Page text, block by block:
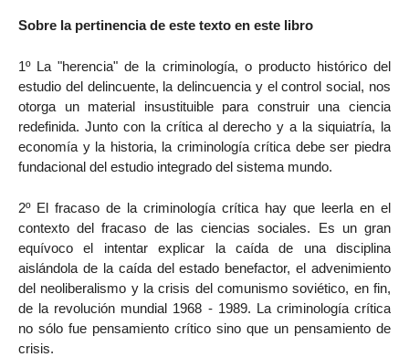
Sobre la pertinencia de este texto en este libro
1º La "herencia" de la criminología, o producto histórico del
estudio del delincuente, la delincuencia y el control social, nos
otorga un material insustituible para construir una ciencia
redefinida. Junto con la crítica al derecho y a la siquiatría, la
economía y la historia, la criminología crítica debe ser piedra
fundacional del estudio integrado del sistema mundo.
2º El fracaso de la criminología crítica hay que leerla en el
contexto del fracaso de las ciencias sociales. Es un gran
equívoco el intentar explicar la caída de una disciplina
aislándola de la caída del estado benefactor, el advenimiento
del neoliberalismo y la crisis del comunismo soviético, en fin,
de la revolución mundial 1968 - 1989. La criminología crítica
no sólo fue pensamiento crítico sino que un pensamiento de
crisis.